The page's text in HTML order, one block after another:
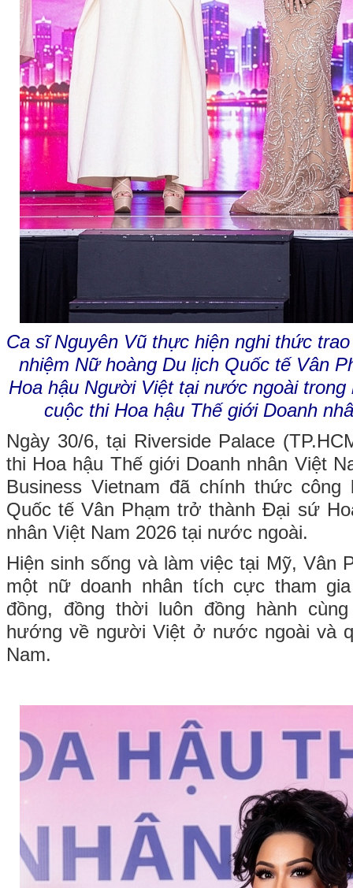
Ca sĩ Nguyên Vũ thực hiện nghi thức
nhiệm Nữ hoàng Du lịch Quốc tế Vân
Hoa hậu Người Việt tại nước ngoài trong
cuộc thi Hoa hậu Thế giới Doanh
Ngày 30/6, tại Riverside Palace
thi Hoa hậu Thế giới Doanh nhân Việt
Business Vietnam đã chính thức
Quốc tế Vân Phạm trở thành Đại sứ
nhân Việt Nam 2026 tại nước ngoài.
Hiện sinh sống và làm việc tại Mỹ, Vân
một nữ doanh nhân tích cực tham
đồng, đồng thời luôn đồng hành
hướng về người Việt ở nước ngoài và
Nam.